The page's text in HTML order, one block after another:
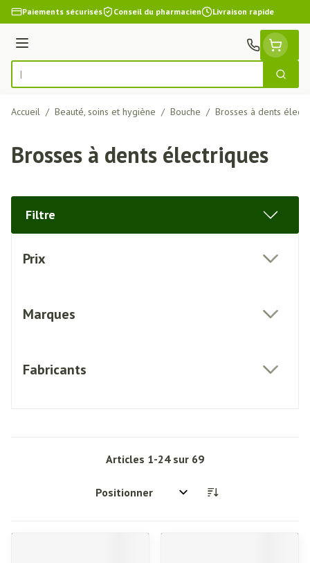
Aller au contenu
Paiements sécurisés Conseil du pharmacien Livraison rapide
Menu
Rechercher
Accueil / Beauté, soins et hygiène / Bouche / Brosses à dents
Brosses à dents électriques
Filtre
Prix
Marques
Fabricants
Articles 1-24sur 69
Trier par: